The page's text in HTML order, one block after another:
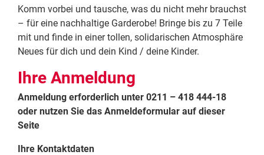
Komm vorbei und tausche, was du nicht mehr brauchst
– für eine nachhaltige Garderobe! Bringe bis zu 7 Teile
mit und finde in einer tollen, solidarischen Atmosphäre
Neues für dich und dein Kind / deine Kinder.
Ihre Anmeldung
Anmeldung erforderlich unter 0211 – 418 444-18
oder nutzen Sie das Anmeldeformular auf dieser
Seite
Ihre Kontaktdaten